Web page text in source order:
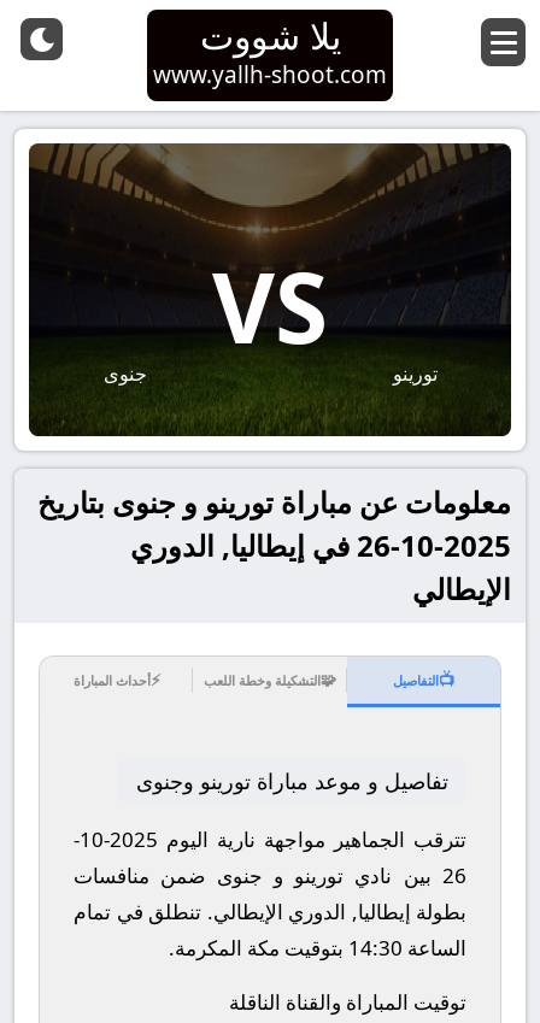
يلا شووت
www.yallh-shoot.com
تورينو
VS
جنوى
معلومات عن مباراة تورينو و جنوى بتاريخ
2025-10-26 في إيطاليا, الدوري
الإيطالي
📺التفاصيل 🧩التشكيلة وخطة اللعب ⚡أحداث المباراة
تفاصيل و موعد مباراة تورينو وجنوى
تترقب الجماهير مواجهة نارية اليوم 2025-10-
26 بين نادي تورينو و جنوى ضمن منافسات
بطولة إيطاليا, الدوري الإيطالي. تنطلق في تمام
الساعة 14:30 بتوقيت مكة المكرمة.
توقيت المباراة والقناة الناقلة